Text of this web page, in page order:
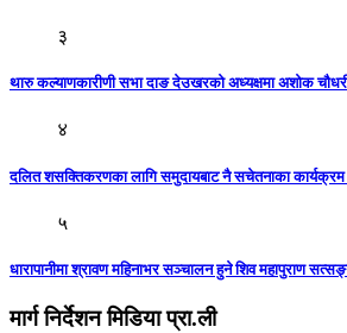
३
थारु कल्याणकारीणी सभा दाङ देउखरको अध्यक्षमा अशोक
४
दलित शसक्तिकरणका लागि समुदायबाट नै सचेतनाका कार्यक्रम
५
धारापानीमा श्रावण महिनाभर सञ्चालन हुने शिव महापुराण
मार्ग निर्देशन मिडिया प्रा.ली